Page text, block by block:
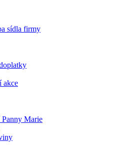
sídla firmy
akce
Marie